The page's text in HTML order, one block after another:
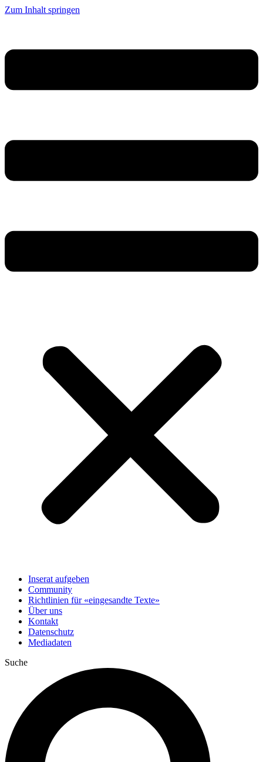
Zum Inhalt springen
Inserat aufgeben
Community
Richtlinien für «eingesandte Texte»
Über uns
Kontakt
Datenschutz
Mediadaten
Suche